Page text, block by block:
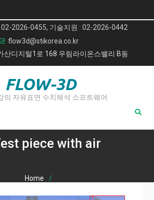
02-2026-0455, 기술지원 : 02-2026-0442
flow3d@stikorea.co.kr
산디지털1로 168 우림라이온스밸리 B동
FLOW-3D
의 자유표면 수치해석 소프트웨어
piece with air
Home